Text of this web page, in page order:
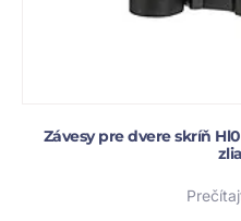
Závesy pre dvere skríň